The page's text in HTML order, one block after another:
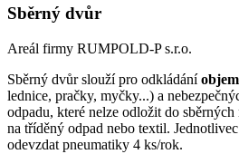
Sběrný dvůr
Areál firmy RUMPOLD-P s.r.o.
Sběrný dvůr slouží pro odkládání
lednice, pračky, myčky...) a
odpadu, které nelze odložit do
na tříděný odpad nebo textil.
odevzdat pneumatiky 4 ks/rok.